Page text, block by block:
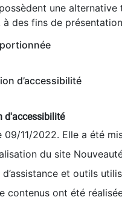
une alternative
des fins de
d’accessibilité
d'accessibilité
11/2022. Elle a été
du site
et outils
contenus ont été